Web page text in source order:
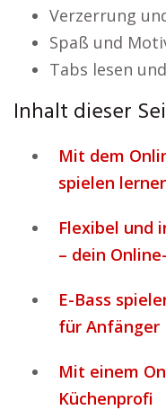
Verzerrung
Spaß und
Tabs lesen
Inhalt dieser
Mit dem
spielen
Flexibel und
– dein
E-Bass
für Anfänger
Mit einem
Küchenprofi